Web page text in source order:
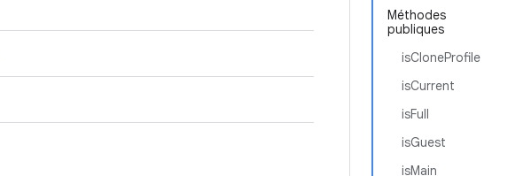
Méthodes
publiques
isCloneProfile
isCurrent
isFull
isGuest
isMain